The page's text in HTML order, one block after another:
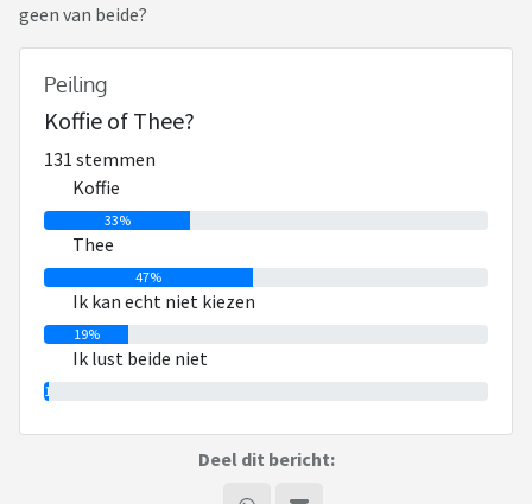
geen van beide?
Peiling
Koffie of Thee?
131 stemmen
Koffie
33%
Thee
47%
Ik kan echt niet kiezen
19%
Ik lust beide niet
1%
Deel dit bericht: